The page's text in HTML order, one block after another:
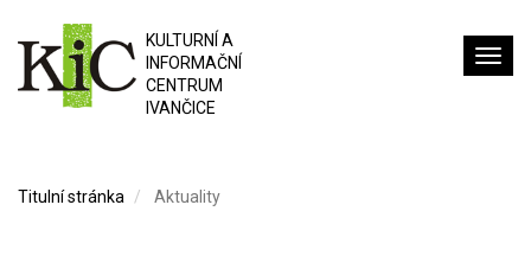
KULTURNÍ A
INFORMAČNÍ
CENTRUM
IVANČICE
Titulní stránka Aktuality